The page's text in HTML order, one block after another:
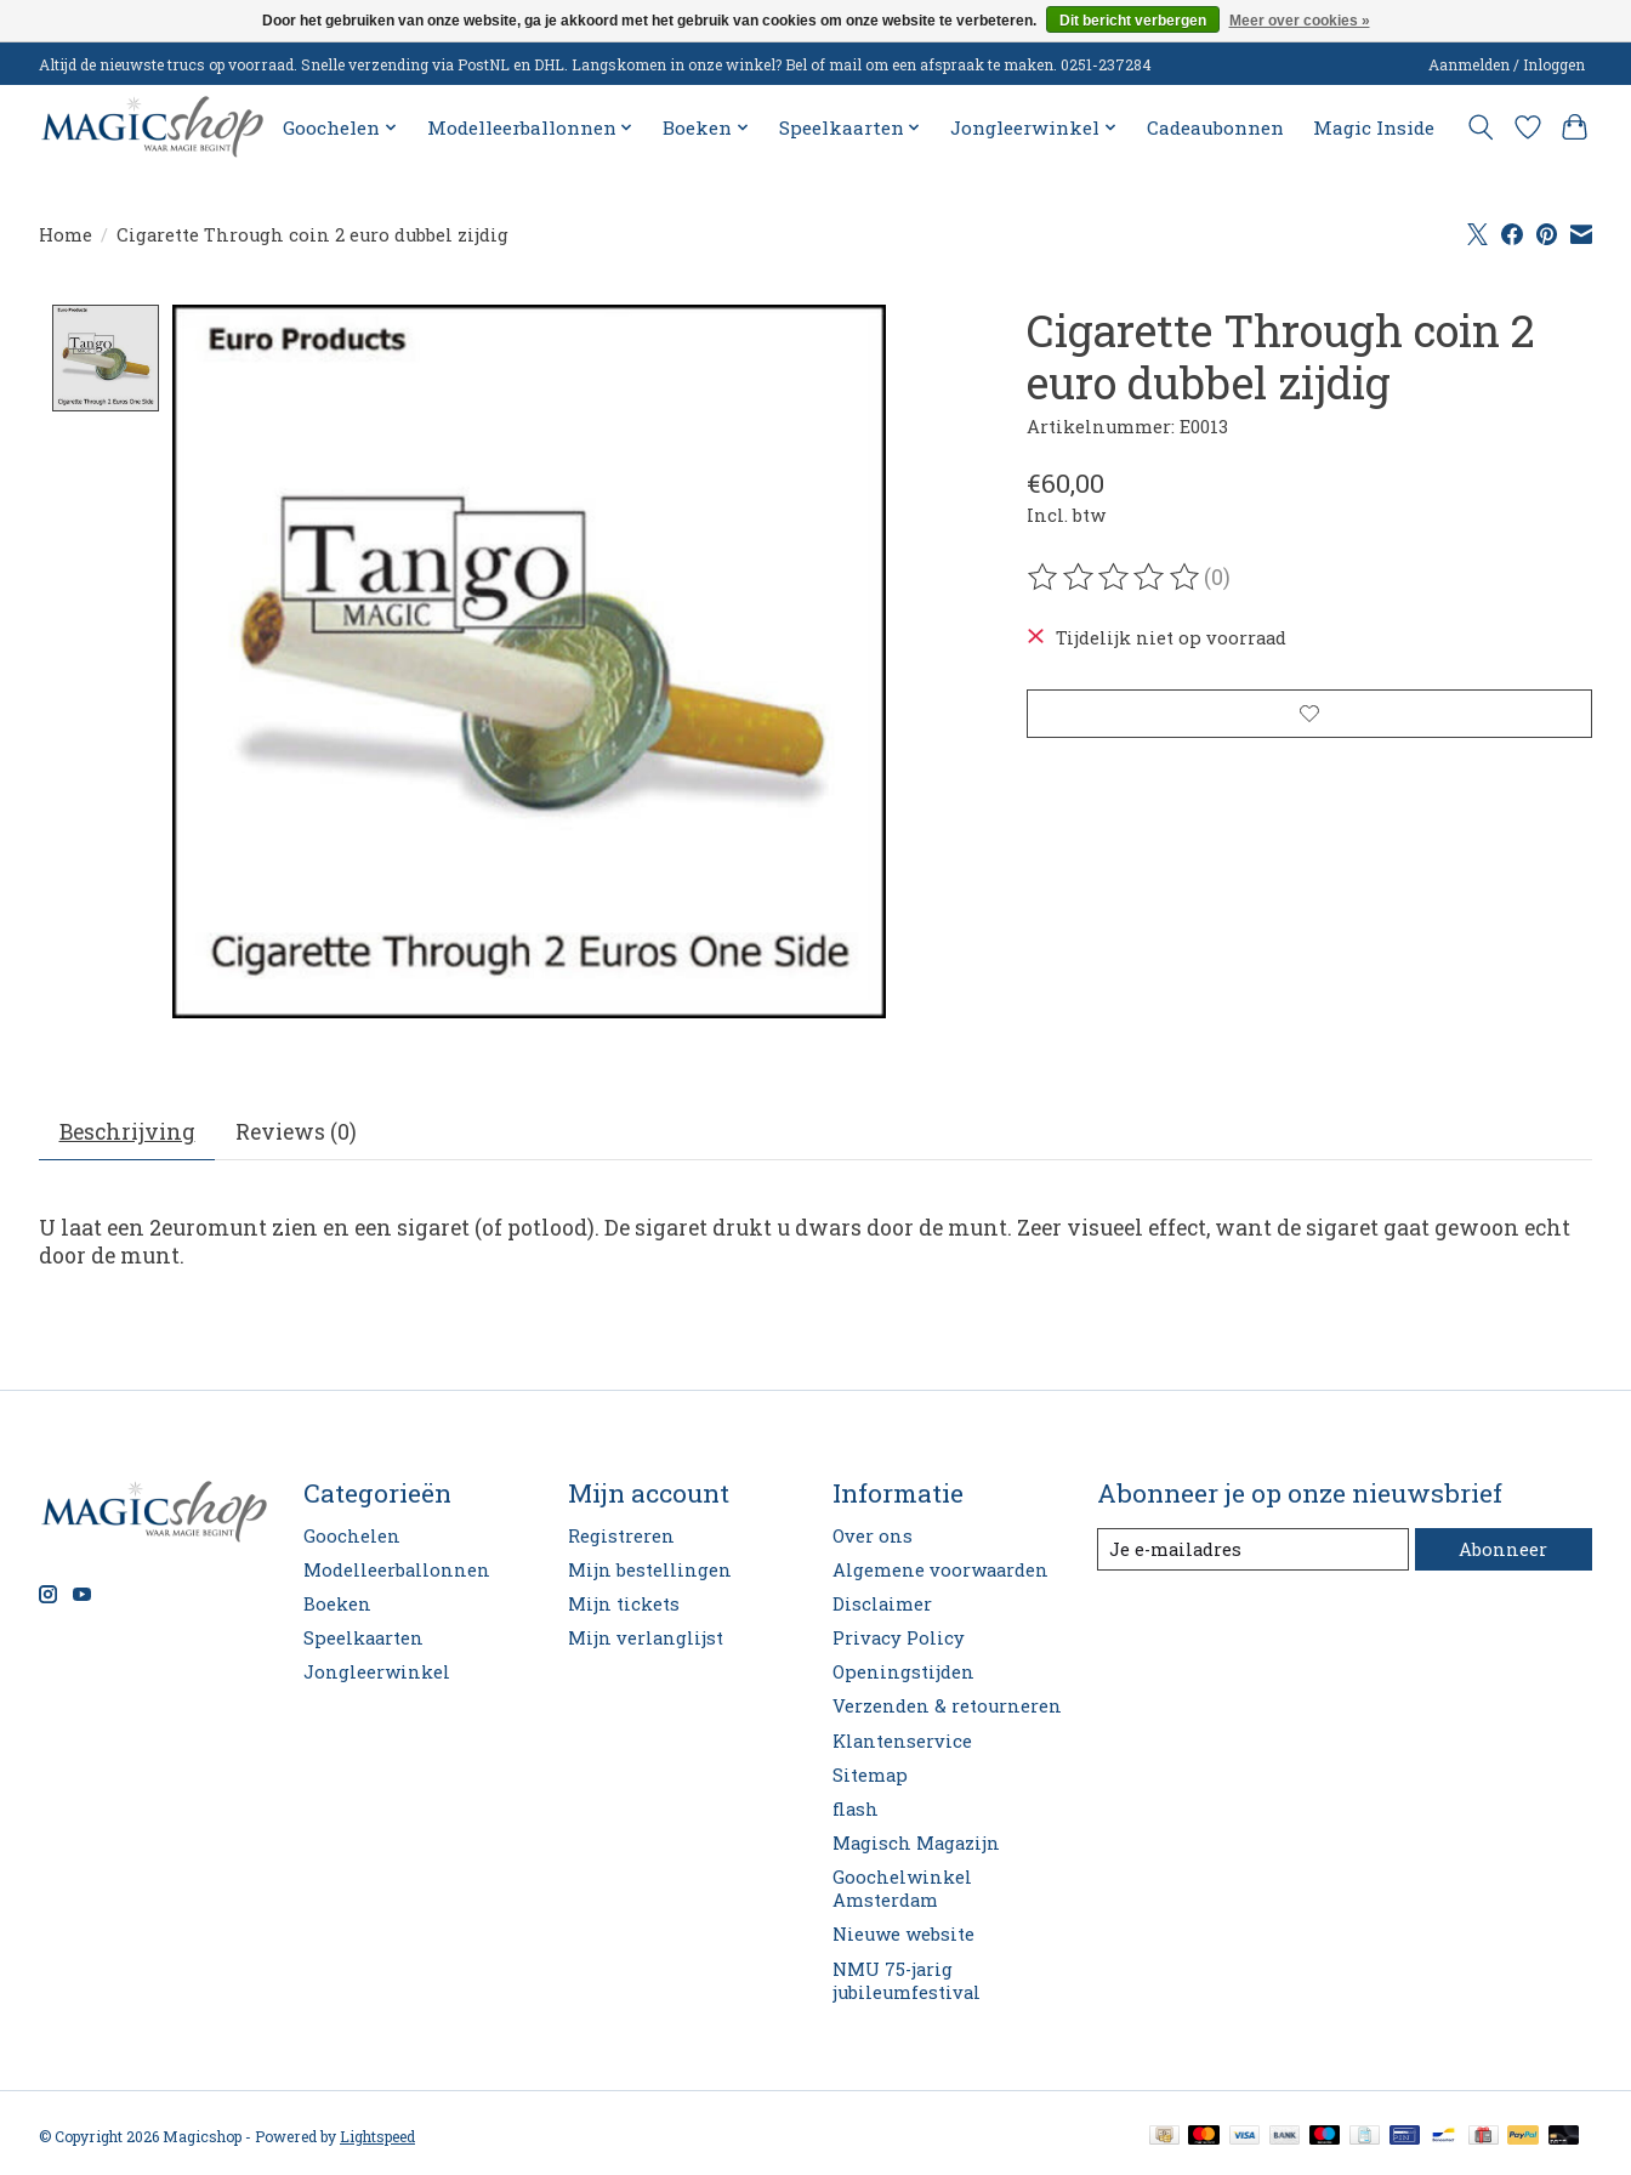
Altijd de nieuwste trucs op voorraad. Snelle verzending via PostNL en DHL. Langskomen in onze winkel? Bel of mail om een afspraak te maken. 0251-237284 Aanmelden / Inloggen
Goochelen Modelleerballonnen Boeken Speelkaarten Jongleerwinkel Cadeaubonnen Magic Inside
Home / Cigarette Through coin 2 euro dubbel zijdig
Product image slideshow Items
Cigarette Through coin 2
euro dubbel zijdig
Artikelnummer: E0013
€60,00
Incl. btw
De beoordeling van dit product is
(0)
Tijdelijk niet op voorraad
Beschrijving Reviews (0)
U laat een 2euromunt zien en een sigaret (of potlood). De sigaret drukt u dwars door de munt. Zeer visueel effect, want de sigaret gaat gewoon echt
door de munt.
Categorieën
Goochelen
Modelleerballonnen
Boeken
Speelkaarten
Jongleerwinkel
Mijn account
Registreren
Mijn bestellingen
Mijn tickets
Mijn verlanglijst
Informatie
Over ons
Algemene voorwaarden
Disclaimer
Privacy Policy
Openingstijden
Verzenden & retourneren
Klantenservice
Sitemap
flash
Magisch Magazijn
Goochelwinkel
Amsterdam
Nieuwe website
NMU 75-jarig
jubileumfestival
Abonneer je op onze nieuwsbrief
Abonneer
© Copyright 2026 Magicshop - Powered byLightspeed
Door het gebruiken van onze website, ga je akkoord met het gebruik van cookies om onze website te verbeteren. Dit bericht verbergen Meer over cookies »